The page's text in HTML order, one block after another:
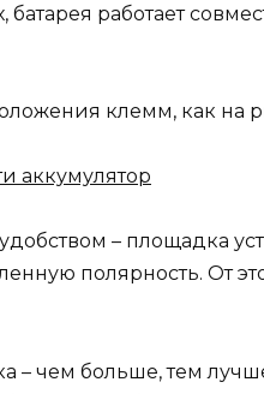
работает
клемм, как на
удобством – площадка
полярность. От
– чем больше, тем